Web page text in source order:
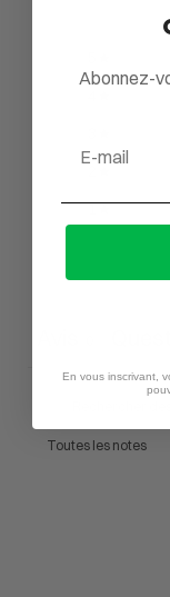
1
Abonnez-
En vous inscrivant,